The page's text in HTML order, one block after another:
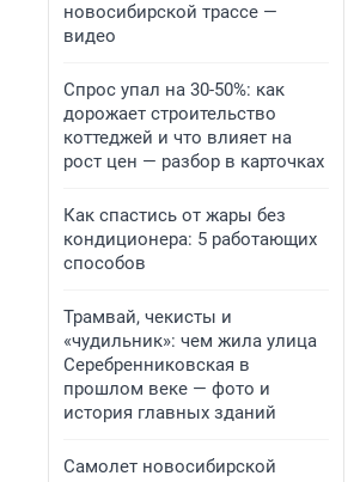
новосибирской трассе —
видео
Спрос упал на 30-50%: как
дорожает строительство
коттеджей и что влияет на
рост цен — разбор в карточках
Как спастись от жары без
кондиционера: 5 работающих
способов
Трамвай, чекисты и
«чудильник»: чем жила улица
Серебренниковская в
прошлом веке — фото и
история главных зданий
Самолет новосибирской